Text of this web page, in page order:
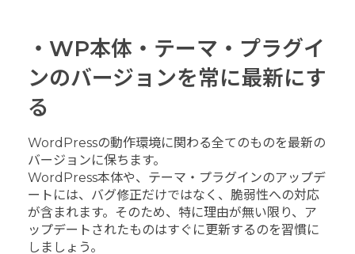
・WP本体・テーマ・プラグイ
ンのバージョンを常に最新にす
る
WordPressの動作環境に関わる全てのものを最新の
バージョンに保ちます。
WordPress本体や、テーマ・プラグインのアップデ
ートには、バグ修正だけではなく、脆弱性への対応
が含まれます。そのため、特に理由が無い限り、ア
ップデートされたものはすぐに更新するのを習慣に
しましょう。